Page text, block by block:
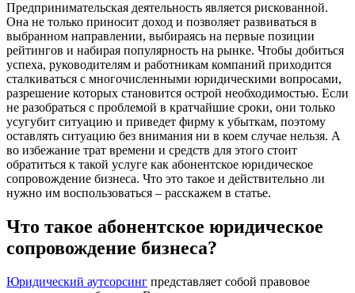
Предпринимательская деятельность является рискованной.
Она не только приносит доход и позволяет развиваться в
выбранном направлении, выбираясь на первые позиции
рейтингов и набирая популярность на рынке. Чтобы добиться
успеха, руководителям и работникам компаний приходится
сталкиваться с многочисленными юридическими вопросами,
разрешение которых становится острой необходимостью. Если
не разобраться с проблемой в кратчайшие сроки, они только
усугубит ситуацию и приведет фирму к убыткам, поэтому
оставлять ситуацию без внимания ни в коем случае нельзя. А
во избежание трат времени и средств для этого стоит
обратиться к такой услуге как абонентское юридическое
сопровождение бизнеса. Что это такое и действительно ли
нужно им воспользоваться – расскажем в статье.
Что такое абонентское юридическое
сопровождение бизнеса?
Юридический аутсорсинг представляет собой правовое